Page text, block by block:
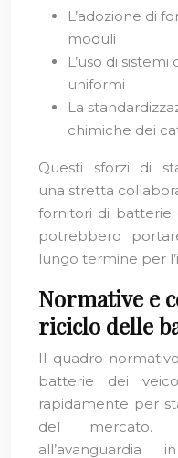
L’adozione di
moduli
L’uso di
uniformi
La
chimiche dei
Questi sforzi di
una stretta
fornitori di batterie
potrebbero
lungo termine per
Normative e
riciclo delle
Il quadro
batterie dei
rapidamente per
del mercato.